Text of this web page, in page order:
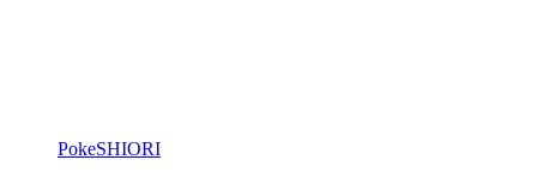
PokeSHIORI